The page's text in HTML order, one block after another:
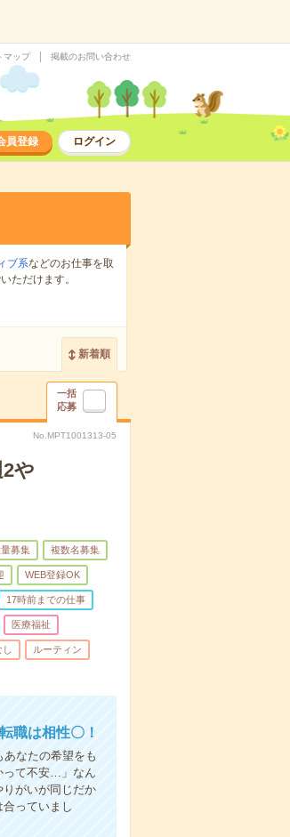
マップ 掲載のお問い合わせ
員登録 ログイン
ブ系などのお仕事を取
ただけます。
新着順
一括
応募
No.MPT1001313-05
や
募集 複数名募集
WEB登録OK
17時前までの仕事
医療福祉
ルーティン
職は相性〇！
なたの希望をも
って不安…」なん
がいが同じだか
っていまし